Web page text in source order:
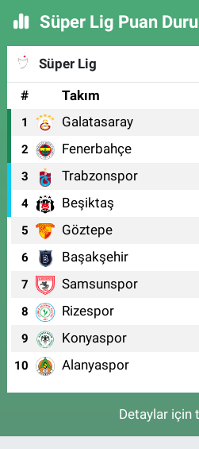
Süper Lig Puan
Süper Lig
#
Takım
1 Galatasaray
2 Fenerbahçe
3 Trabzonspor
4 Beşiktaş
5 Göztepe
6 Başakşehir
7 Samsunspor
8 Rizespor
9 Konyaspor
10 Alanyaspor
Detaylar için